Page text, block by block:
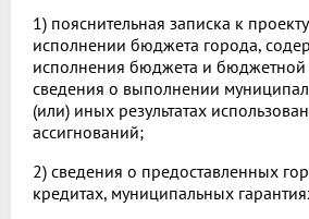
1) пояснительная записка к
исполнении бюджета города,
исполнения бюджета и бюджетной
сведения о выполнении
(или) иных результатах
ассигнований;
2) сведения о предоставленных
кредитах, муниципальных